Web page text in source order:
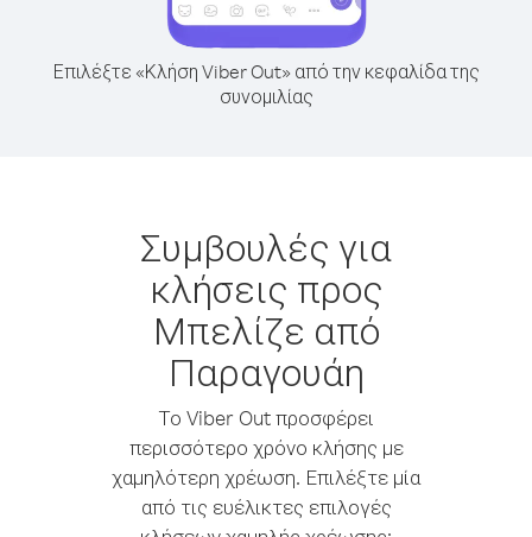
Επιλέξτε «Κλήση Viber Out» από την κεφαλίδα της
συνομιλίας
Συμβουλές για
κλήσεις προς
Μπελίζε από
Παραγουάη
Το Viber Out προσφέρει
περισσότερο χρόνο κλήσης με
χαμηλότερη χρέωση. Επιλέξτε μία
από τις ευέλικτες επιλογές